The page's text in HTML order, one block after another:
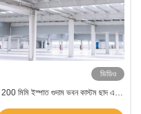
ভিডিও
200 মিমি ইস্পাত গুদাম ভবন কাস্টম ছাদ এবং